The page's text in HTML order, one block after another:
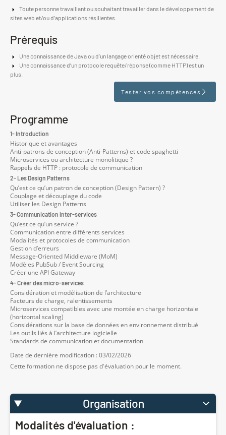
Toute personne travaillant ou souhaitant travailler dans le développement de
sites web et/ou d’applications résilientes.
Prérequis
Une connaissance de Java ou d’un langage orienté objet est nécessaire.
Une connaissance d’un protocole requête/réponse (comme HTTP) est un
plus.
Tester vos compétences
Programme
1- Introduction
Historique et avantages
Anti-patrons de conception (Anti-Patterns) et code spaghetti
Microservices ou architecture monolitique ?
Rappels de HTTP : protocole de communication
2- Les Design Patterns
Qu’est ce qu’un patron de conception (Design Pattern) ?
Couplage et découplage du code
Utiliser les Design Patterns
3- Communication inter-services
Qu’est ce qu’un service ?
Communication entre différents services
Modalités et protocoles de communication
Gestion d’erreurs
Message-Oriented Middleware (MoM)
Modèles PubSub / Event Sourcing
Créer une API Gateway
4- Créer des micro-services
Considération et modélisation de l’architecture
Facteurs de charge, ralentissements
Microservices compatibles avec une montée en charge horizontale
(horizontal scaling)
Considérations sur la base de données en environnement distribué
Les outils liés à l’architecture logicielle
Standards de communication et documentation
Date de dernière modification : 03/02/2026
Cette formation ne dispose pas d'évaluation pour le moment.
Organisation
Modalités d'évaluation :